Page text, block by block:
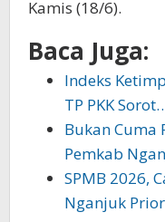
Kamis (18/6).
Baca Juga:
Indeks
TP PKK
Bukan Cuma
Pemkab
SPMB 2026,
Nganjuk